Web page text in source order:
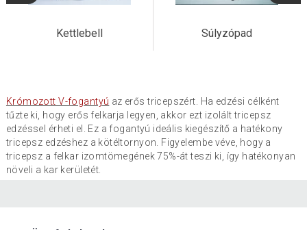
Kettlebell Súlyzópad
Krómozott V-fogantyú az erős tricepszért. Ha edzési célként
tűzte ki, hogy erős felkarja legyen, akkor ezt izolált tricepsz
edzéssel érheti el. Ez a fogantyú ideális kiegészítő a hatékony
tricepsz edzéshez a kötéltornyon. Figyelembe véve, hogy a
tricepsz a felkar izomtömegének 75%-át teszi ki, így hatékonyan
növeli a kar kerületét.